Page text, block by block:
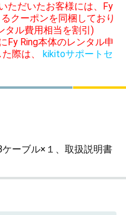
ただいたお客様には、Fy
クーポンを同梱しており
タル費用相当を割引)
Fy Ring本体のレンタル申
際は、
kikitoサポートセ
ーブル×１、取扱説明書